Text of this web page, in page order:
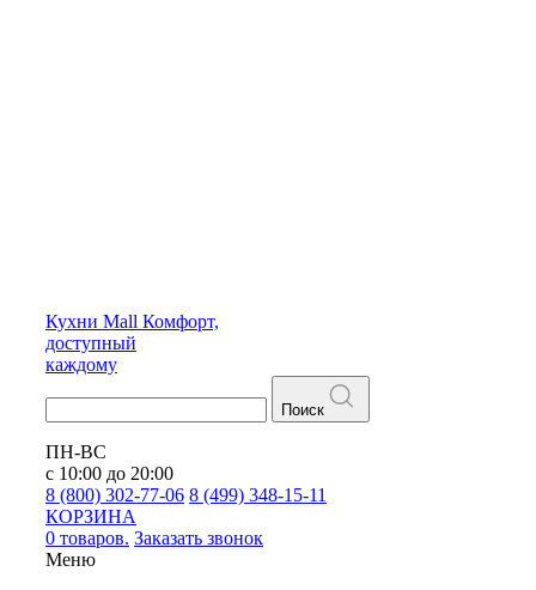
Кухни Mall Комфорт,
доступный
каждому
Поиск
ПН-ВС
с 10:00 до 20:00
8 (800) 302-77-06 8 (499) 348-15-11
КОРЗИНА
0 товаров. Заказать звонок
Меню